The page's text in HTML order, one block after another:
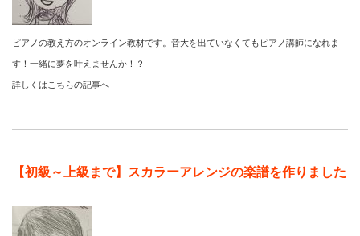
ピアノの教え方のオンライン教材です。音大を出ていなくてもピアノ講師になれま
す！一緒に夢を叶えませんか！？
詳しくはこちらの記事へ
【初級～上級まで】スカラーアレンジの楽譜を作りました